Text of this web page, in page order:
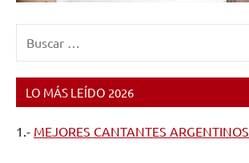
LO MÁS LEÍDO 2026
1.- MEJORES CANTANTES ARGENTINOS